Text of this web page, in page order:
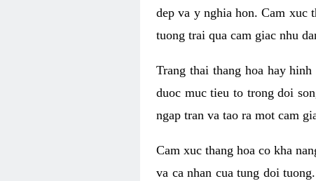
dep va y nghia hon. Cam xuc
tuong trai qua cam giac nhu
Trang thai thang hoa hay
duoc muc tieu to trong doi
ngap tran va tao ra mot cam
Cam xuc thang hoa co kha
va ca nhan cua tung doi